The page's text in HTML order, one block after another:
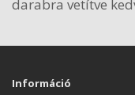
darabra vetítve
Információ